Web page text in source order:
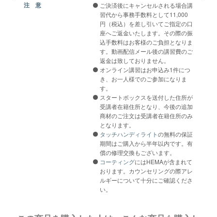
注 意
ご決済後にキャンセルされる場合講
習代から事務手数料として11,000
円（税込）を差し引いてご指定の口
座へご返金いたします。その際の振
込手数料はお客様のご負担となりま
す。動画配信メール後の講習費のご
返金は致しておりません。
オンライン講習はお申込み1件につ
き、お一人様でのご参加になりま
す。
スタートボックスを送付した住所が
受講者在籍住所となり、今後の追加
商材のご注文は受講者在籍住所のみ
となります。
タッチハンディライトの無料の保証
期間はご購入から半年以内です。有
償の修理交換もございます。
コーティングにはHEMAが含まれて
おります。カウンセリングの際アレ
ルギーについて十分にご確認くださ
い。